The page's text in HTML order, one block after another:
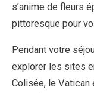
s’anime de fleurs
pittoresque pour
Pendant votre
explorer les sites
Colisée, le Vatican